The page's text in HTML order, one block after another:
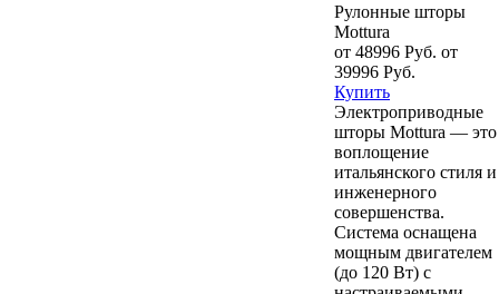
Рулонные шторы
Mottura
от 48996 Руб. от
39996 Руб.
Купить
Электроприводные
шторы Mottura — это
воплощение
итальянского стиля и
инженерного
совершенства.
Система оснащена
мощным двигателем
(до 120 Вт) с